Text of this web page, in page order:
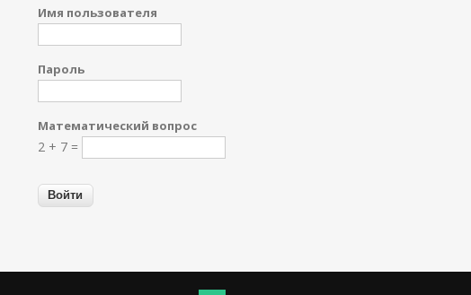
Имя пользователя
Пароль
Математический вопрос
2 + 7 =